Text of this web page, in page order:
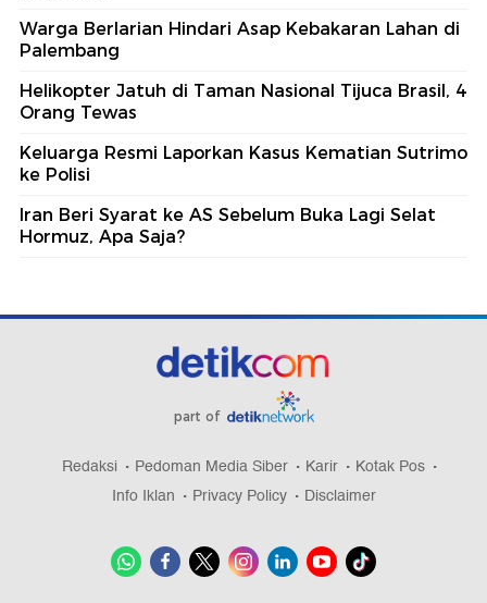
Warga Berlarian Hindari Asap Kebakaran Lahan di
Palembang
Helikopter Jatuh di Taman Nasional Tijuca Brasil, 4
Orang Tewas
Keluarga Resmi Laporkan Kasus Kematian Sutrimo
ke Polisi
Iran Beri Syarat ke AS Sebelum Buka Lagi Selat
Hormuz, Apa Saja?
part of
Redaksi Pedoman Media Siber Karir
Kotak Pos
Info Iklan
Privacy Policy Disclaimer